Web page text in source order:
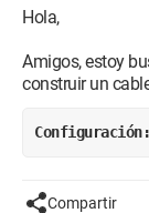
Hola,
Amigos, estoy
construir un
Configuración:
Compartir